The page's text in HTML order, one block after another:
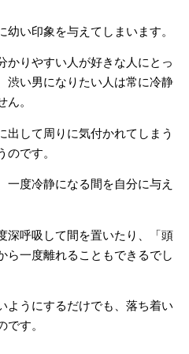
い印象を与えてしまいます。
かりやすい人が好きな人にとっ
渋い男になりたい人は常に冷静
ん。
出して周りに気付かれてしまう
のです。
一度冷静になる間を自分に与え
深呼吸して間を置いたり、「頭
ら一度離れることもできるでし
ようにするだけでも、落ち着い
です。